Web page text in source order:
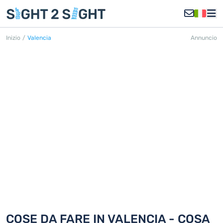
Inizio / Valencia Annuncio
COSE DA FARE IN VALENCIA - COSA